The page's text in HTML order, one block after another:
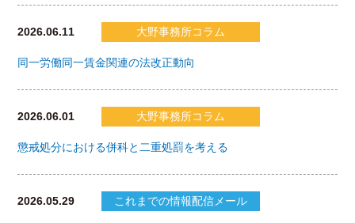
2026.06.11 大野事務所コラム
同一労働同一賃金関連の法改正動向
2026.06.01 大野事務所コラム
懲戒処分における併科と二重処罰を考える
2026.05.29 これまでの情報配信メール